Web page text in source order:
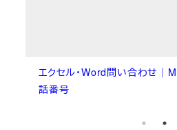
エクセル・Word問い合わせ｜
話番号